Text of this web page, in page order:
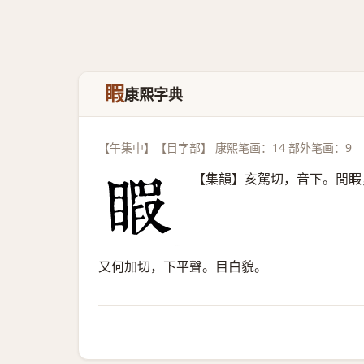
睱康熙字典
【午集中】【目字部】 康熙笔画：14 部外笔画：9
【集韻】亥駕切，音下。閒
又何加切，下平聲。目白貌。